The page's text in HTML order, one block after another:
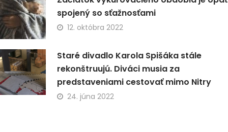
spojený so sťažnosťami
12. októbra 2022
Staré divadlo Karola Spišáka stále
rekonštruujú. Diváci musia za
predstaveniami cestovať mimo Nitry
24. júna 2022